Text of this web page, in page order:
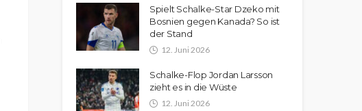
Spielt Schalke-Star Dzeko mit
Bosnien gegen Kanada? So ist
der Stand
12. Juni 2026
Schalke-Flop Jordan Larsson
zieht es in die Wüste
12. Juni 2026